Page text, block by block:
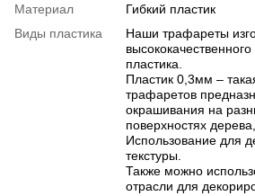
Материал
Гибкий пластик
Виды пластика
Наши трафареты
высококачественного
пластика.
Пластик 0,3мм –
трафаретов
окрашивания на
поверхностях дерева,
Использование для
текстуры.
Также можно
отрасли для